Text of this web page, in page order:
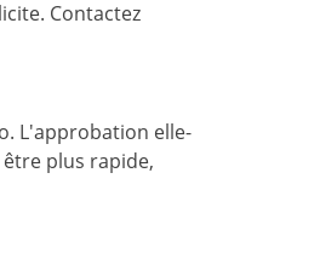
Contactez
L'approbation elle-
plus rapide,